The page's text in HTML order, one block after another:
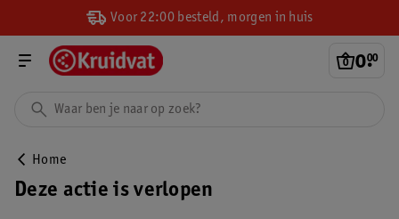
Voor 22:00 besteld, morgen in huis
0.
00
Home
Deze actie is verlopen